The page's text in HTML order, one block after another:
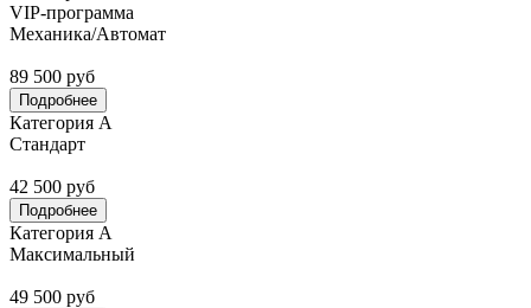
VIP-программа
Механика/Автомат
89 500 руб
Подробнее
Категория А
Стандарт
42 500 руб
Подробнее
Категория А
Максимальный
49 500 руб